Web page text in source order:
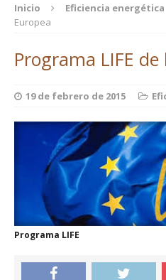
Inicio Eficiencia energética
Europea
Programa LIFE
19 de febrero de 2015
Programa LIFE